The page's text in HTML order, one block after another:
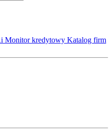
Monitor kredytowy Katalog firm